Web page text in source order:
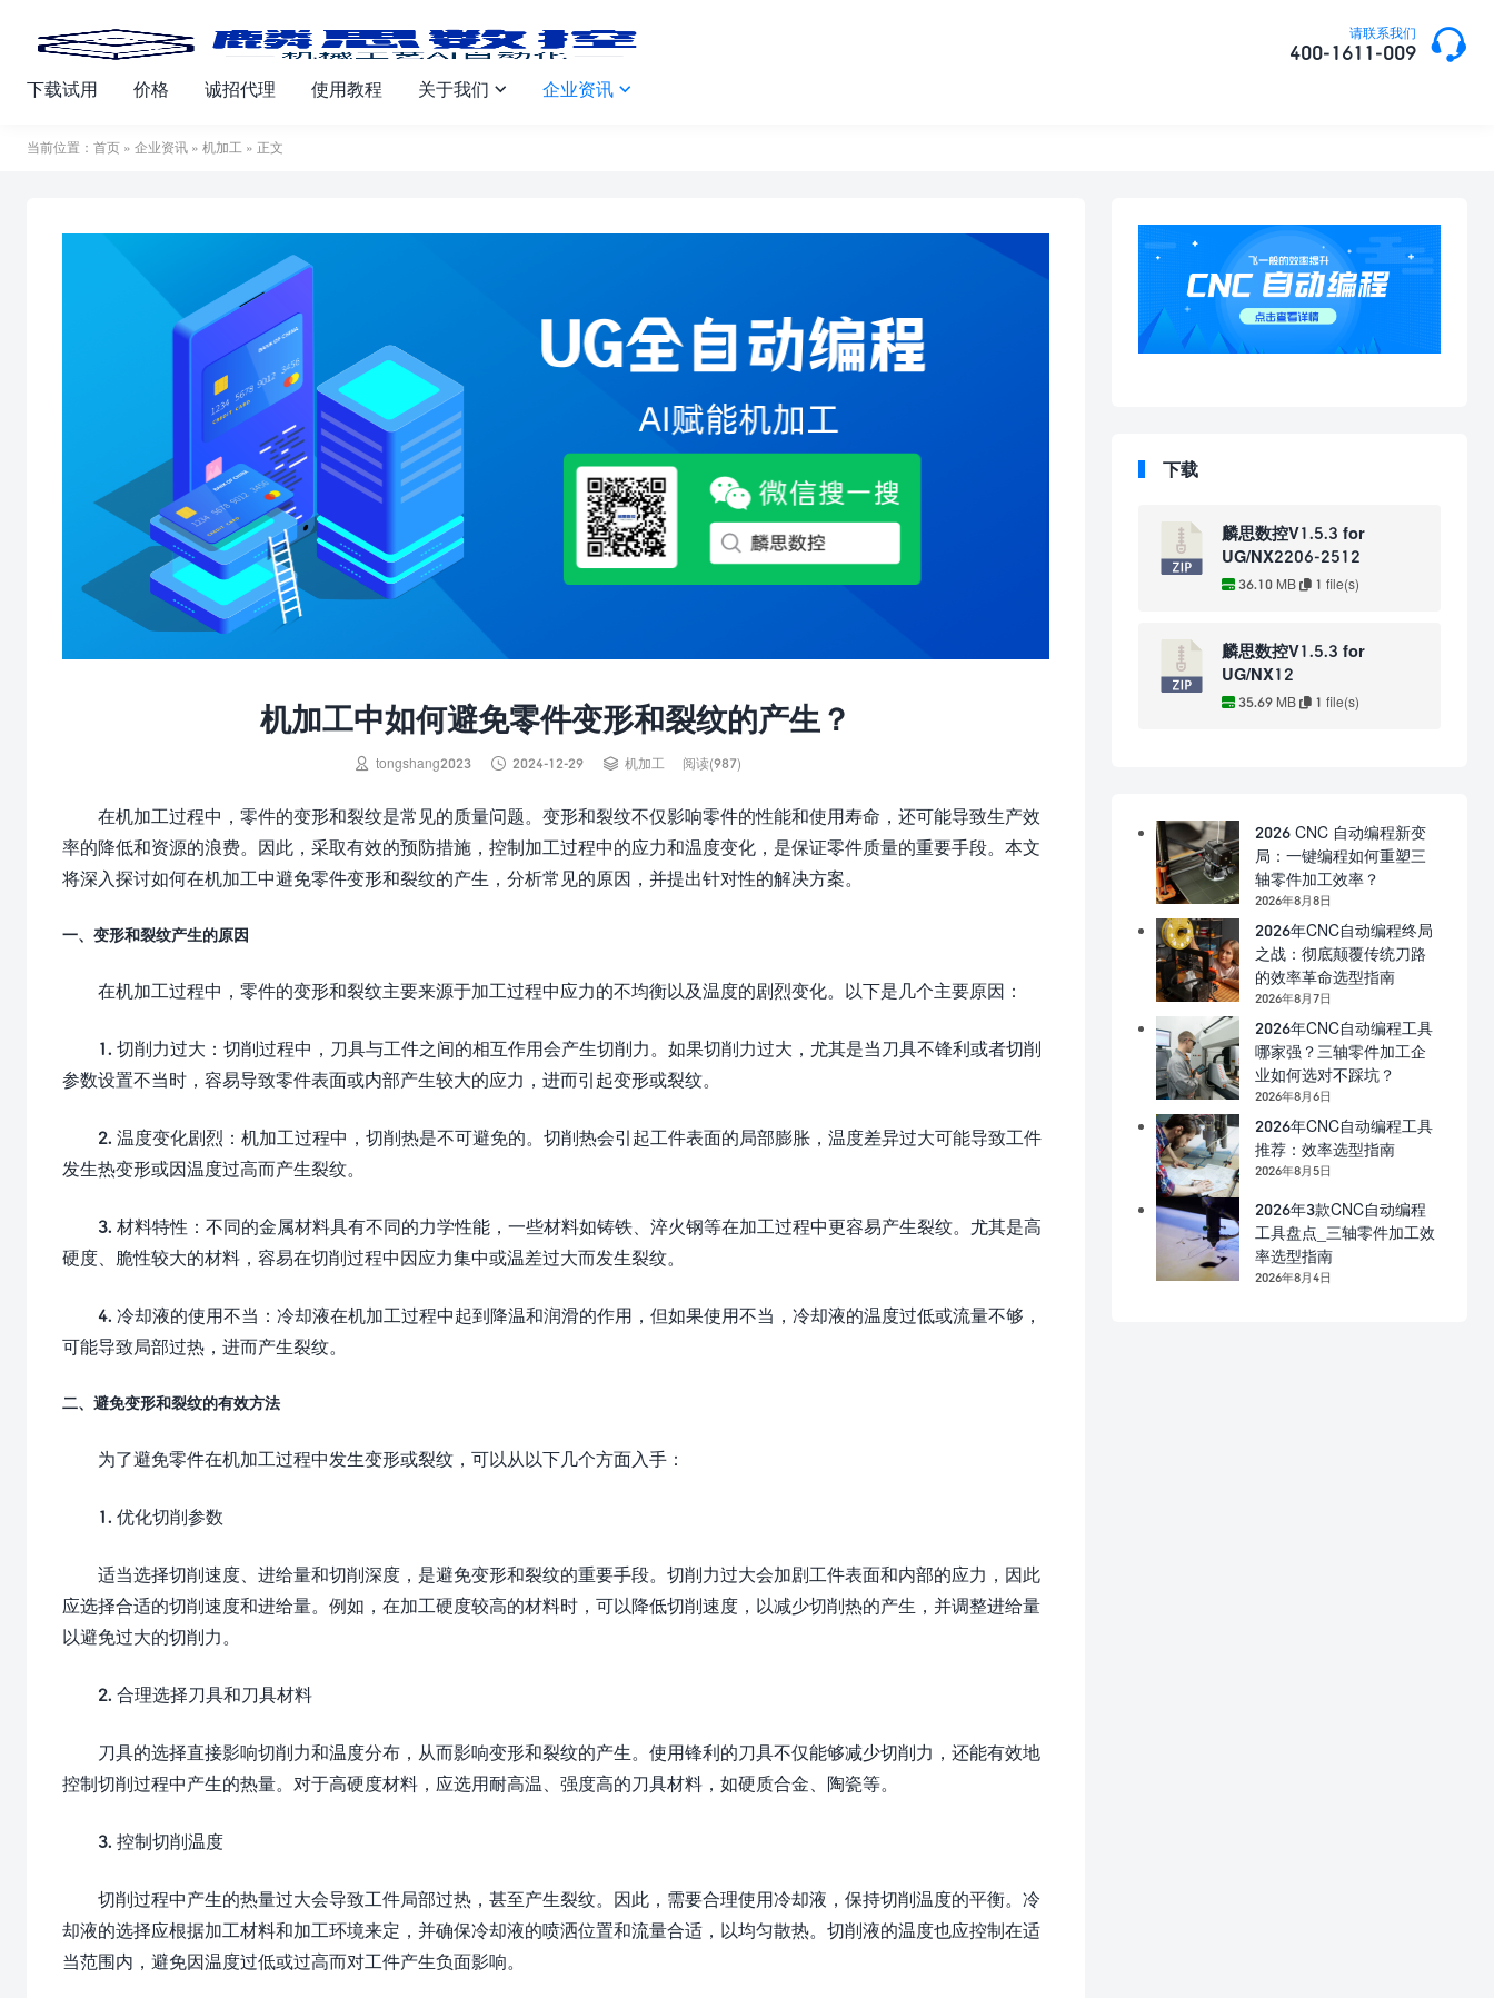
请联系我们
400-1611-009 
下载试用 价格 诚招代理 使用教程 关于我们  企业资讯 
当前位置： 首页 » 企业资讯 » 机加工 » 正文
机加工中如何避免零件变形和裂纹的产生？
 tongshang2023  2024-12-29  机加工 阅读(987)
在机加工过程中，零件的变形和裂纹是常见的质量问题。变形和裂纹不仅影响零件的性能和使用寿命，还可能导致生产效
率的降低和资源的浪费。因此，采取有效的预防措施，控制加工过程中的应力和温度变化，是保证零件质量的重要手段。本文
将深入探讨如何在机加工中避免零件变形和裂纹的产生，分析常见的原因，并提出针对性的解决方案。
一、变形和裂纹产生的原因
在机加工过程中，零件的变形和裂纹主要来源于加工过程中应力的不均衡以及温度的剧烈变化。以下是几个主要原因：
1. 切削力过大：切削过程中，刀具与工件之间的相互作用会产生切削力。如果切削力过大，尤其是当刀具不锋利或者切削
参数设置不当时，容易导致零件表面或内部产生较大的应力，进而引起变形或裂纹。
2. 温度变化剧烈：机加工过程中，切削热是不可避免的。切削热会引起工件表面的局部膨胀，温度差异过大可能导致工件
发生热变形或因温度过高而产生裂纹。
3. 材料特性：不同的金属材料具有不同的力学性能，一些材料如铸铁、淬火钢等在加工过程中更容易产生裂纹。尤其是高
硬度、脆性较大的材料，容易在切削过程中因应力集中或温差过大而发生裂纹。
4. 冷却液的使用不当：冷却液在机加工过程中起到降温和润滑的作用，但如果使用不当，冷却液的温度过低或流量不够，
可能导致局部过热，进而产生裂纹。
二、避免变形和裂纹的有效方法
为了避免零件在机加工过程中发生变形或裂纹，可以从以下几个方面入手：
1. 优化切削参数
适当选择切削速度、进给量和切削深度，是避免变形和裂纹的重要手段。切削力过大会加剧工件表面和内部的应力，因此
应选择合适的切削速度和进给量。例如，在加工硬度较高的材料时，可以降低切削速度，以减少切削热的产生，并调整进给量
以避免过大的切削力。
2. 合理选择刀具和刀具材料
刀具的选择直接影响切削力和温度分布，从而影响变形和裂纹的产生。使用锋利的刀具不仅能够减少切削力，还能有效地
控制切削过程中产生的热量。对于高硬度材料，应选用耐高温、强度高的刀具材料，如硬质合金、陶瓷等。
3. 控制切削温度
切削过程中产生的热量过大会导致工件局部过热，甚至产生裂纹。因此，需要合理使用冷却液，保持切削温度的平衡。冷
却液的选择应根据加工材料和加工环境来定，并确保冷却液的喷洒位置和流量合适，以均匀散热。切削液的温度也应控制在适
当范围内，避免因温度过低或过高而对工件产生负面影响。
下载
麟思数控V1.5.3 for
UG/NX2206-2512
36.10 MB 1 file(s)
麟思数控V1.5.3 for
UG/NX12
35.69 MB 1 file(s)
2026 CNC 自动编程新变
局：一键编程如何重塑三
轴零件加工效率？
2026年8月8日
2026年CNC自动编程终局
之战：彻底颠覆传统刀路
的效率革命选型指南
2026年8月7日
2026年CNC自动编程工具
哪家强？三轴零件加工企
业如何选对不踩坑？
2026年8月6日
2026年CNC自动编程工具
推荐：效率选型指南
2026年8月5日
2026年3款CNC自动编程
工具盘点_三轴零件加工效
率选型指南
2026年8月4日